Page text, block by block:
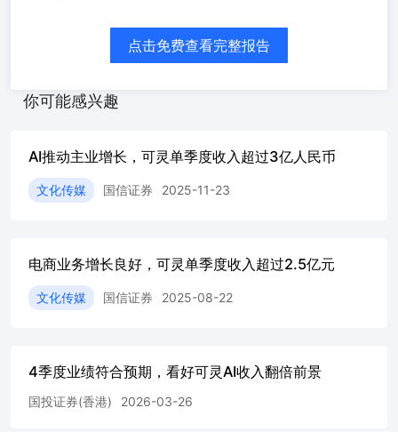
具类行业）拉动。我们预计26Q2线上营销收入增速略有下
营销收入增速。3）直播收入同比下降13%。26Q1，直播收
告 《快手-W（01024.HK）-可灵单季度收入达3.4亿元，26
手-W（01024.HK）-AI推动主业增长，可灵单季度收入超
W（01024.HK）-OpenAI发布SoraAPP，AIGC需求加速增
08 可灵：增长亮眼，单季度收入达到6.5亿。26Q1可灵AI收
亿）。26年3月，可灵ARR近5亿美元。在此趋势下，我们预
级。公司业绩稳健，建议持续关注：AI持续赋能主业，AI视
整-2%/-1%/-%）。继续维持“优于大市”评级。 风险提示：
率下降主要系AI投入，带宽服务器、物业设备折旧摊销成本
效，Capex来看，2026年全年资本开支计划为260亿元，其中
储备算力。 经调整净利润33.7亿元，经调整利润率同比下降
点击免费查看完整报告
你可能感兴趣
AI推动主业增长，可灵单季度收入超过3亿人民币
文化传媒 国信证券 2025-11-23
电商业务增长良好，可灵单季度收入超过2.5亿元
文化传媒 国信证券 2025-08-22
4季度业绩符合预期，看好可灵AI收入翻倍前景
国投证券(香港) 2026-03-26